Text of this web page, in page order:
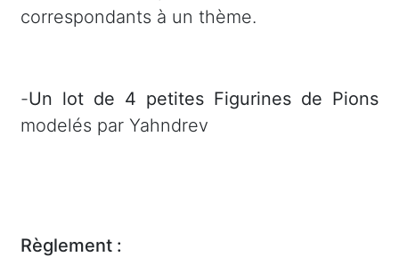
correspondants à un thème.
-Un lot de 4 petites Figurines de Pions
modelés par Yahndrev
Règlement :